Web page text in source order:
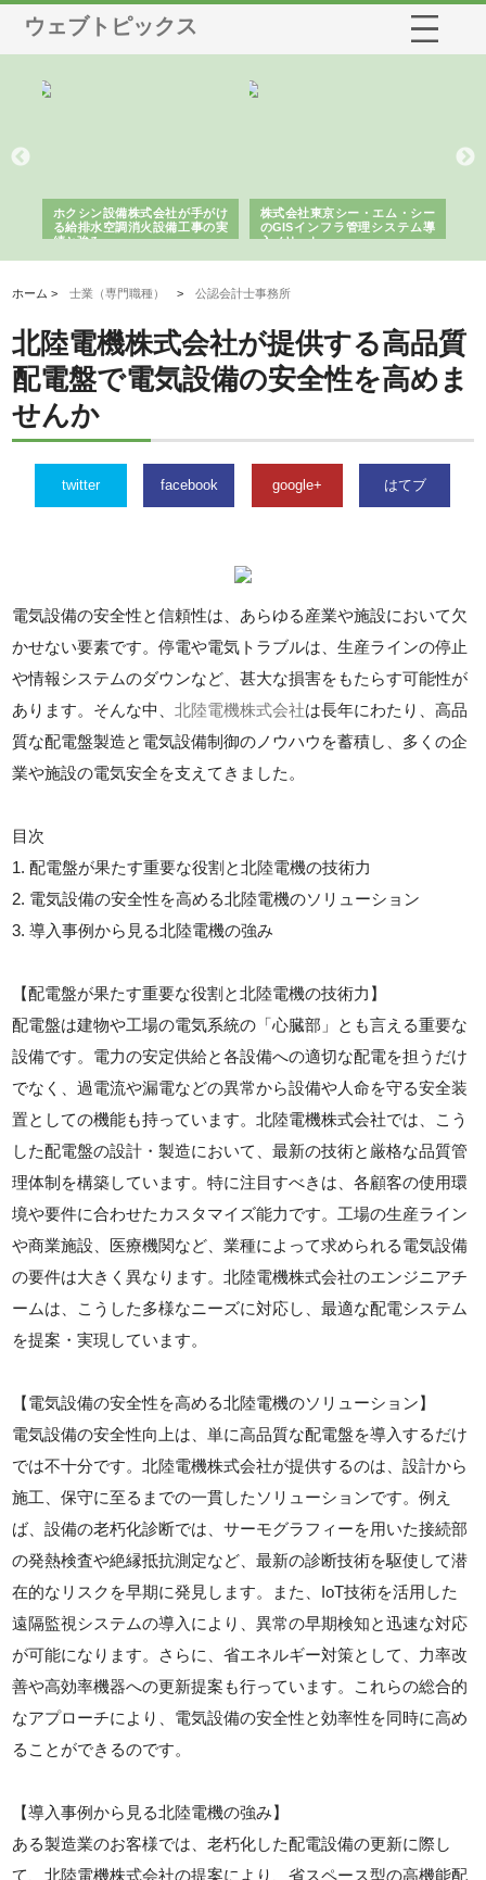
ウェブトピックス
ホクシン設備株式会社が手がけ
る給排水空調消火設備工事の実
績と強み
株式会社東京シー・エム・シー
のGISインフラ管理システム導
入メリット
ホーム >士業（専門職種） >公認会計士事務所
北陸電機株式会社が提供する高品質
配電盤で電気設備の安全性を高めま
せんか
twitter facebook google+ はてブ
電気設備の安全性と信頼性は、あらゆる産業や施設において欠
かせない要素です。停電や電気トラブルは、生産ラインの停止
や情報システムのダウンなど、甚大な損害をもたらす可能性が
あります。そんな中、北陸電機株式会社は長年にわたり、高品
質な配電盤製造と電気設備制御のノウハウを蓄積し、多くの企
業や施設の電気安全を支えてきました。
目次
1. 配電盤が果たす重要な役割と北陸電機の技術力
2. 電気設備の安全性を高める北陸電機のソリューション
3. 導入事例から見る北陸電機の強み
【配電盤が果たす重要な役割と北陸電機の技術力】
配電盤は建物や工場の電気系統の「心臓部」とも言える重要な
設備です。電力の安定供給と各設備への適切な配電を担うだけ
でなく、過電流や漏電などの異常から設備や人命を守る安全装
置としての機能も持っています。北陸電機株式会社では、こう
した配電盤の設計・製造において、最新の技術と厳格な品質管
理体制を構築しています。特に注目すべきは、各顧客の使用環
境や要件に合わせたカスタマイズ能力です。工場の生産ライン
や商業施設、医療機関など、業種によって求められる電気設備
の要件は大きく異なります。北陸電機株式会社のエンジニアチ
ームは、こうした多様なニーズに対応し、最適な配電システム
を提案・実現しています。
【電気設備の安全性を高める北陸電機のソリューション】
電気設備の安全性向上は、単に高品質な配電盤を導入するだけ
では不十分です。北陸電機株式会社が提供するのは、設計から
施工、保守に至るまでの一貫したソリューションです。例え
ば、設備の老朽化診断では、サーモグラフィーを用いた接続部
の発熱検査や絶縁抵抗測定など、最新の診断技術を駆使して潜
在的なリスクを早期に発見します。また、IoT技術を活用した
遠隔監視システムの導入により、異常の早期検知と迅速な対応
が可能になります。さらに、省エネルギー対策として、力率改
善や高効率機器への更新提案も行っています。これらの総合的
なアプローチにより、電気設備の安全性と効率性を同時に高め
ることができるのです。
【導入事例から見る北陸電機の強み】
ある製造業のお客様では、老朽化した配電設備の更新に際し
て、北陸電機株式会社の提案により、省スペース型の高機能配